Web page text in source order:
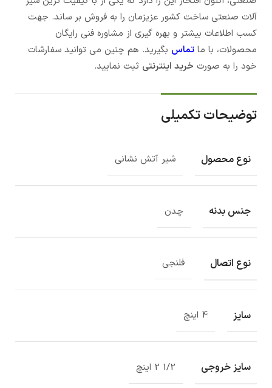
آلات صنعتی ساخت کشور عزیزمان را به فروش بر ساند. جهت
کسب اطلاعات بیشتر و بهره گیری از مشاوره فنی رایگان
محصولات، با ما تماس بگیرید. هم چنین می توانید سفارشات
خود را به صورت خرید اینترنتی ثبت نمایید.
توضیحات تکمیلی
نوع محصول شیر آتش نشانی
جنس بدنه چدن
نوع اتصال فلنجی
سایز 4 اینچ
سایز خروجی 1/2 2 اینچ